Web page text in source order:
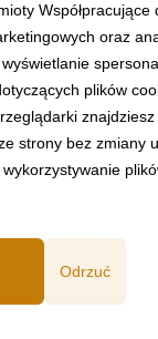
Współpracujące
oraz
plików
znajdziesz
strony bez zmiany
Odrzuć